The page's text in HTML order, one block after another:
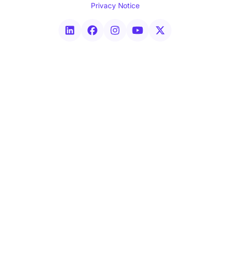
Privacy Notice